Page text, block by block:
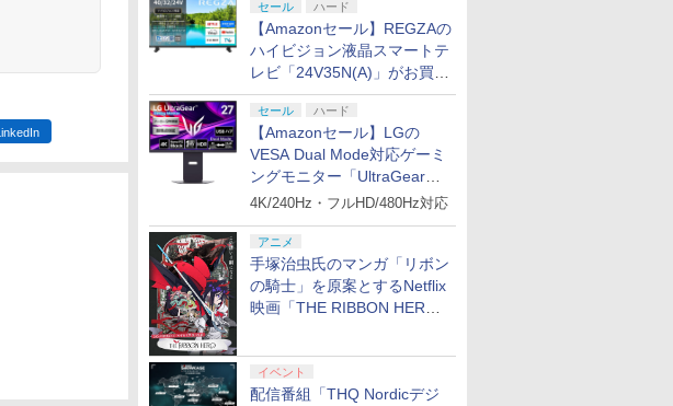
セール ハード
【Amazonセール】REGZAの
ハイビジョン液晶スマートテ
レビ「24V35N(A)」がお買い
得！
セール ハード
【Amazonセール】LGの
VESA Dual Mode対応ゲーミ
ングモニター「UltraGear
27G850A-B」がお買い得！
4K/240Hz・フルHD/480Hz対応
アニメ
手塚治虫氏のマンガ「リボン
の騎士」を原案とするNetflix
映画「THE RIBBON HERO
イベント
配信番組「THQ Nordicデジ
LinkedIn